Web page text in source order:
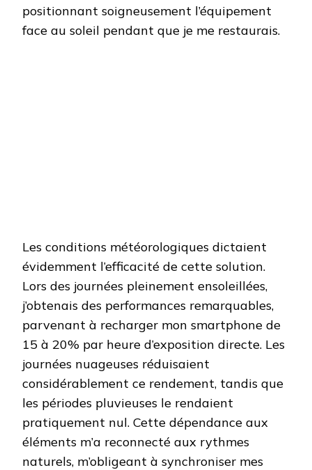
positionnant soigneusement l’équipement
face au soleil pendant que je me restaurais.
Les conditions météorologiques dictaient
évidemment l’efficacité de cette solution.
Lors des journées pleinement ensoleillées,
j’obtenais des performances remarquables,
parvenant à recharger mon smartphone de
15 à 20% par heure d’exposition directe. Les
journées nuageuses réduisaient
considérablement ce rendement, tandis que
les périodes pluvieuses le rendaient
pratiquement nul. Cette dépendance aux
éléments m’a reconnecté aux rythmes
naturels, m’obligeant à synchroniser mes